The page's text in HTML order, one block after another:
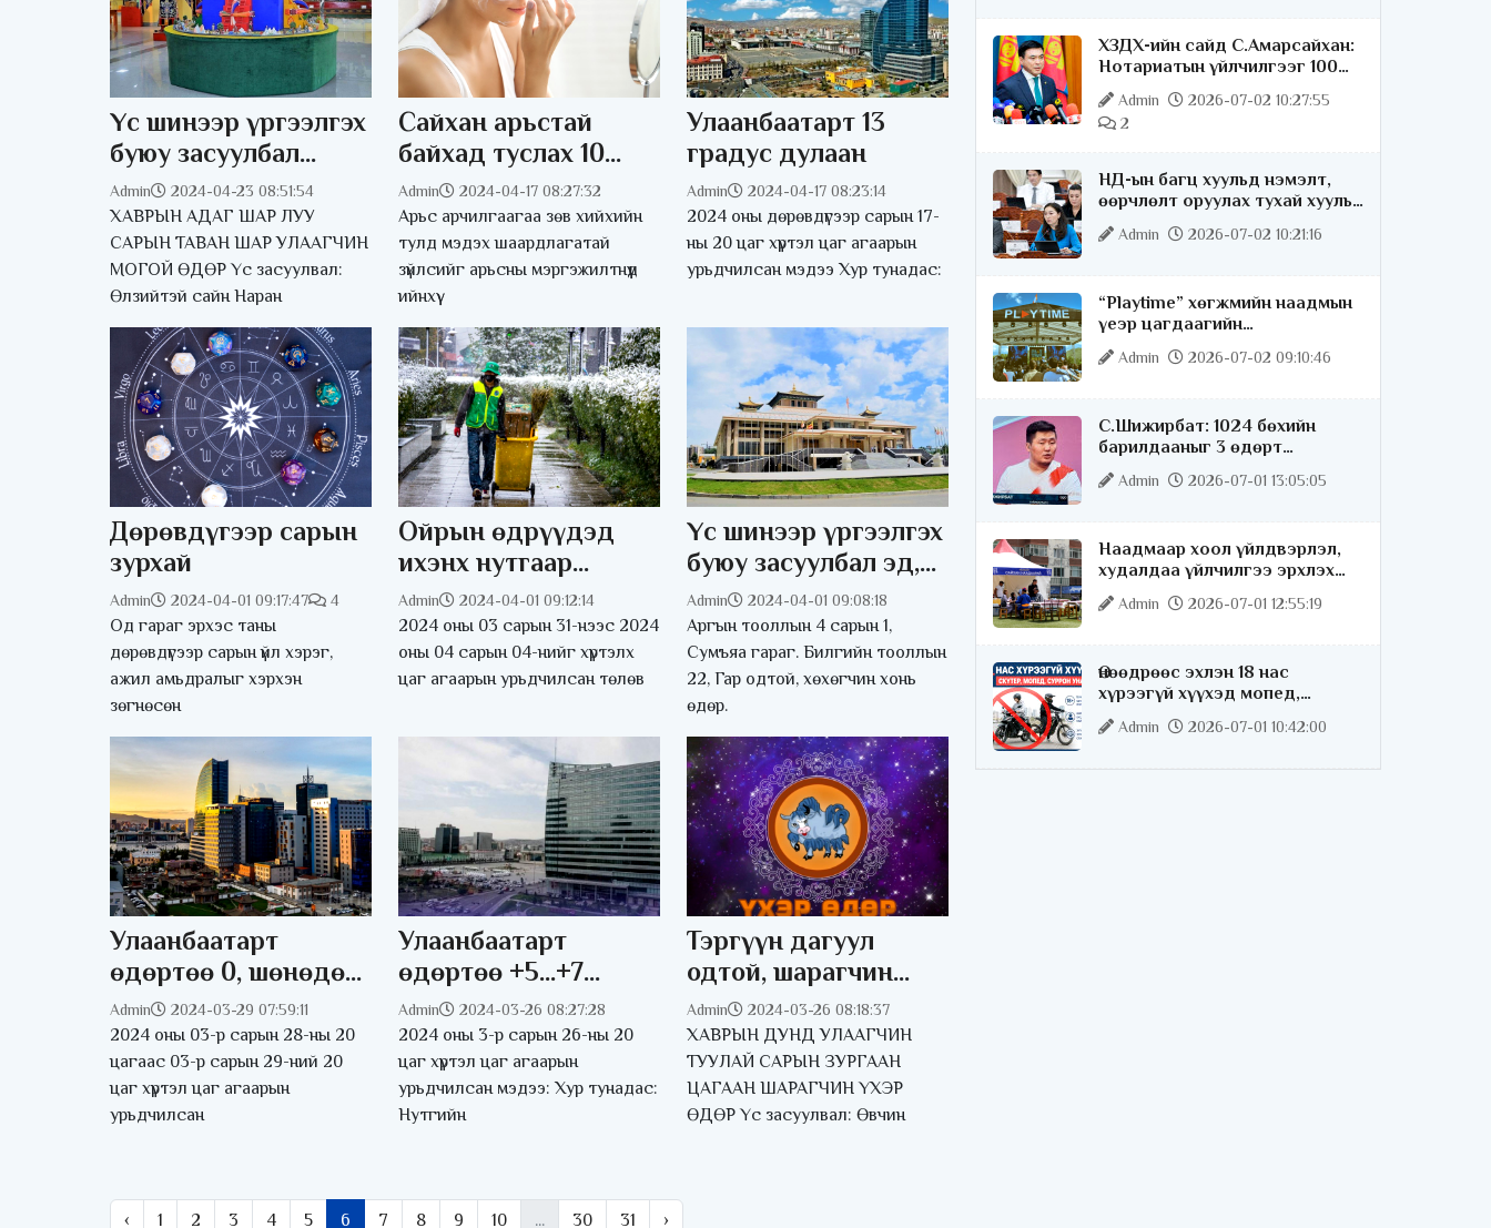
Үс шинээр үргээлгэх
буюу засуулбал
өлзийтэй сайн
Admin 2024-04-23 08:51:54
ХАВРЫН АДАГ ШАР ЛУУ
САРЫН ТАВАН ШАР УЛААГЧИН
МОГОЙ ӨДӨР Үс засуулвал:
Өлзийтэй сайн Наран
Сайхан арьстай
байхад туслах 10
ЗӨВЛӨМЖ
Admin 2024-04-17 08:27:32
Арьс арчилгаагаа зөв хийхийн
тулд мэдэх шаардлагатай
зүйлсийг арьсны мэргэжилтнүүд
ийнхүү
Улаанбаатарт 13
градус дулаан
Admin 2024-04-17 08:23:14
2024 оны дөрөвдүгээр сарын 17-
ны 20 цаг хүртэл цаг агаарын
урьдчилсан мэдээ Хур тунадас:
Дөрөвдүгээр сарын
зурхай
Admin 2024-04-01 09:17:47 4
Од гараг эрхэс таны
дөрөвдүгээр сарын үйл хэрэг,
ажил амьдралыг хэрхэн
зөгнөсөн
Ойрын өдрүүдэд
ихэнх нутгаар
нойтон цас,
бороотой
Admin 2024-04-01 09:12:14
2024 оны 03 сарын 31-нээс 2024
оны 04 сарын 04-нийг хүртэлх
цаг агаарын урьдчилсан төлөв
Үс шинээр үргээлгэх
буюу засуулбал эд,
эдлэл, идээ, ундаа
олно
Admin 2024-04-01 09:08:18
Аргын тооллын 4 сарын 1,
Сумъяа гараг. Билгийн тооллын
22, Гар одтой, хөхөгчин хонь
өдөр.
Улаанбаатарт
өдөртөө 0, шөнөдөө
-12 хэм хүйтэн
Admin 2024-03-29 07:59:11
2024 оны 03-р сарын 28-ны 20
цагаас 03-р сарын 29-ний 20
цаг хүртэл цаг агаарын
урьдчилсан
Улаанбаатарт
өдөртөө +5...+7
градус дулаан байна
Admin 2024-03-26 08:27:28
2024 оны 3-р сарын 26-ны 20
цаг хүртэл цаг агаарын
урьдчилсан мэдээ: Хур тунадас:
Нутгийн
Тэргүүн дагуул
одтой, шарагчин
үхэр өдөр
Admin 2024-03-26 08:18:37
ХАВРЫН ДУНД УЛААГЧИН
ТУУЛАЙ САРЫН ЗУРГААН
ЦАГААН ШАРАГЧИН ҮХЭР
ӨДӨР Үс засуулвал: Өвчин
‹ 1 2 3 4 5 6 7 8 9 10 ... 30 31 ›
ХЗДХ-ийн сайд С.Амарсайхан:
Нотариатын үйлчилгээг 100
хувь цахимжуулна
Admin
2026-07-02 10:27:55
2
НД-ын багц хуульд нэмэлт,
өөрчлөлт оруулах тухай хууль
батлагдлаа
Admin 2026-07-02 10:21:16
“Playtime” хөгжмийн наадмын
үеэр цагдаагийн
байгууллагаас 24 цагаар
хяналт тавина
Admin 2026-07-02 09:10:46
С.Шижирбат: 1024 бөхийн
барилдааныг 3 өдөрт
шилжүүлбэл найраа тун
нарийн явагдана
Admin 2026-07-01 13:05:05
Наадмаар хоол үйлдвэрлэл,
худалдаа үйлчилгээ эрхлэх
хүсэлтийг license.mn сайтаар
авч байна
Admin 2026-07-01 12:55:19
Өнөөдрөөс эхлэн 18 нас
хүрээгүй хүүхэд мопед,
скүтер, суррон унахгүй
Admin 2026-07-01 10:42:00